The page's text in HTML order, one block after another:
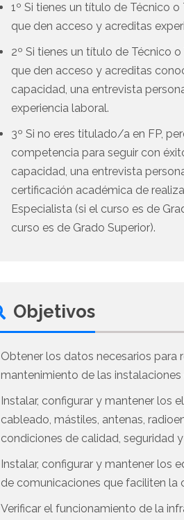
1º Si tienes un título de Técnico
que den acceso y acreditas
2º Si tienes un título de Técnico
que den acceso y acreditas
capacidad, una entrevista
experiencia laboral.
3º Si no eres titulado/a en FP,
competencia para seguir con
capacidad, una entrevista
certificación académica de
Especialista (si el curso es de
curso es de Grado Superior).
Objetivos
Obtener los datos necesarios para
mantenimiento de las
Instalar, configurar y mantener los
cableado, mástiles, antenas,
condiciones de calidad, seguridad
Instalar, configurar y mantener los
de comunicaciones que faciliten la
Verificar el funcionamiento de la